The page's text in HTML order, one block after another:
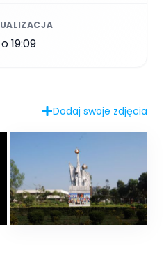
19:09
Dodaj swoje zdjęcia